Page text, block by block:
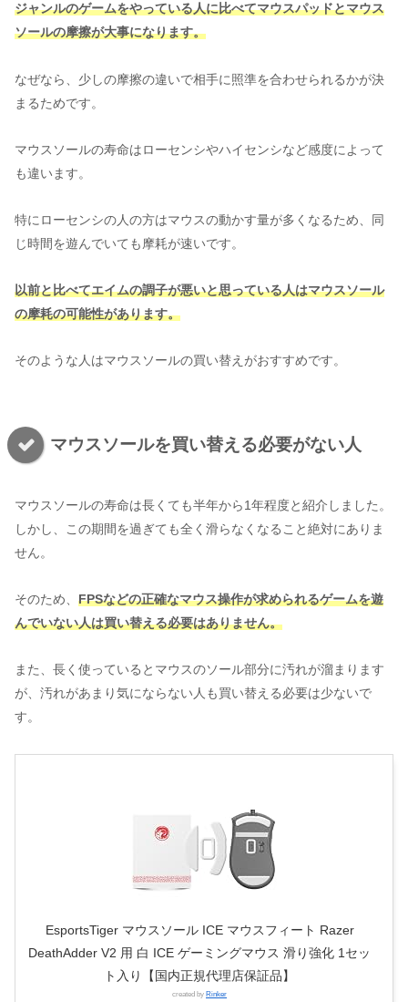
ジャンルのゲームをやっている人に比べてマウスパッドとマウス
ソールの摩擦が大事になります。
なぜなら、少しの摩擦の違いで相手に照準を合わせられるかが決
まるためです。
マウスソールの寿命はローセンシやハイセンシなど感度によって
も違います。
特にローセンシの人の方はマウスの動かす量が多くなるため、同
じ時間を遊んでいても摩耗が速いです。
以前と比べてエイムの調子が悪いと思っている人はマウスソール
の摩耗の可能性があります。
そのような人はマウスソールの買い替えがおすすめです。
マウスソールを買い替える必要がない人
マウスソールの寿命は長くても半年から1年程度と紹介しました。
しかし、この期間を過ぎても全く滑らなくなること絶対にありま
せん。
そのため、 FPSなどの正確なマウス操作が求められるゲームを遊
んでいない人は買い替える必要はありません。
また、長く使っているとマウスのソール部分に汚れが溜まります
が、汚れがあまり気にならない人も買い替える必要は少ないで
す。
EsportsTiger マウスソール ICE マウスフィート Razer
DeathAdder V2 用 白 ICE ゲーミングマウス 滑り強化 1セッ
ト入り【国内正規代理店保証品】
created by Rinker